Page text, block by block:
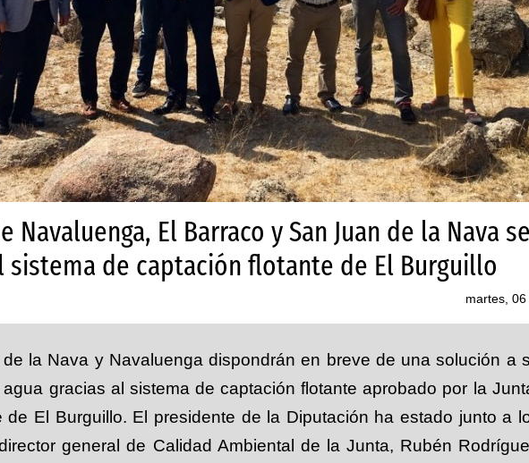
Navaluenga, El Barraco y San Juan de la Nava
sistema de captación flotante de El Burguillo
martes,
la Nava y Navaluenga dispondrán en breve de una solución a
gracias al sistema de captación flotante aprobado por la
de El Burguillo. El presidente de la Diputación ha estado junto a
general de Calidad Ambiental de la Junta, Rubén